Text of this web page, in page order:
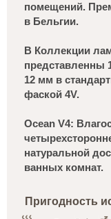
помещений.
в Бельгии.
В Коллекции
представленны
12 мм в
фаской 4V.
Ocean V4:
натуральной
ванных комнат.
Пригодность